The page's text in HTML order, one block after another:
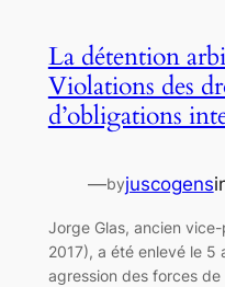
La détention
Violations des
d’obligations
—byjuscogens
Jorge Glas, ancien
2017), a été enlevé le 5
agression des forces